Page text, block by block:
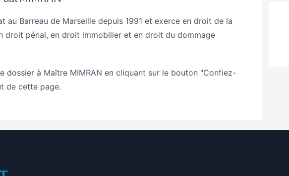
au Barreau de Marseille depuis 1991 et exerce en droit de la
droit pénal, en droit immobilier et en droit du dommage
dossier à Maître MIMRAN en cliquant sur le bouton "Confiez-
de cette page.